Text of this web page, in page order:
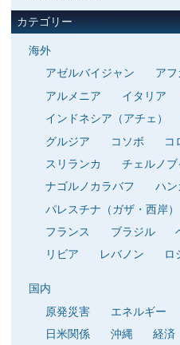
カテゴリー
海外
アゼルバイジャン
ア
アルメニア
イタリア
インドネシア（アチェ）
グルジア
コソボ コ
スリランカ
チェルノブ
ナゴルノカラバフ
ハン
パレスチナ（ガザ・西岸）
フランス
ブラジル
リビア
レバノン ロ
国内
原発災害
エネルギー
日米関係
沖縄 経済